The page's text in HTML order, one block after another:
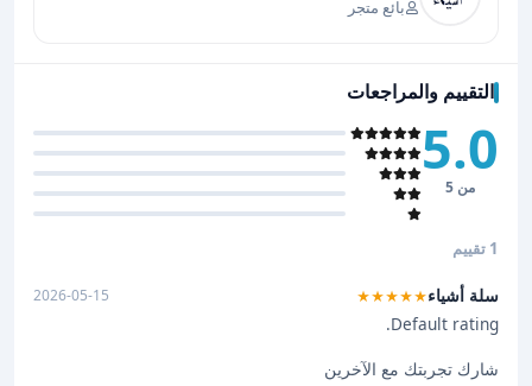
بائع متجر
التقييم والمراجعات
5.0
من 5
1 تقييم
سلة أشياء★★★★★
2026-05-15
Default rating.
شارك تجربتك مع الآخرين